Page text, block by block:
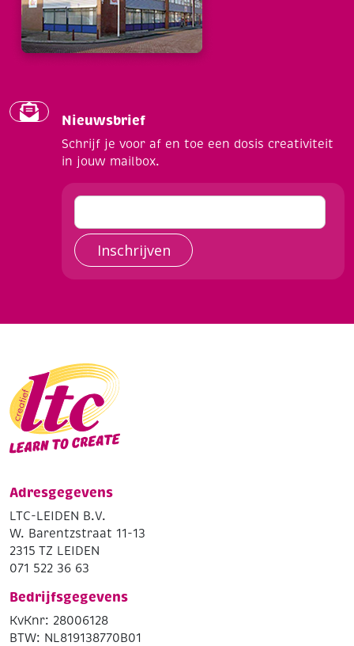
Nieuwsbrief
Schrijf je voor af en toe een dosis creativiteit
in jouw mailbox.
Inschrijven
Adresgegevens
LTC-LEIDEN B.V.
W. Barentzstraat 11-13
2315 TZ LEIDEN
071 522 36 63
Bedrijfsgegevens
KvKnr: 28006128
BTW: NL819138770B01